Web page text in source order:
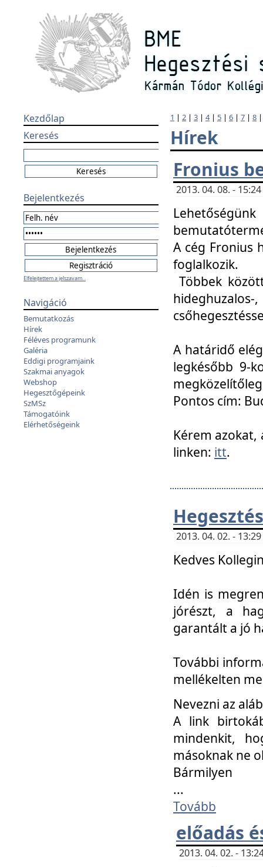
Kezdőlap
Keresés
Bejelentkezés
Elfelejtettem a jelszavam...
Navigáció
Bemutatkozás
Hírek
Féléves programunk
Galéria
Eddigi programjaink
Szakmai anyagok
Webshop
Hegesztőgépeink
SzMSz
Támogatóink
Elérhetőségeink
1 | 2 | 3 | 4| 5 | 6 | 7 | 8
Hírek
Fronius
2013. 04. 08. -
A cég Fronius
foglalkozik.
Többek
A határidő
legkésőbb 9-
Pontos cím:
Kérem azokat,
linken: itt.
2013. 04. 02. -
Kedves
Idén is
jórészt, a
garantált a jó
További
mellékelten
Nevezni az
A link
mindenkit,
másoknak ne
Bármilyen
...
Tovább
előadás
2013. 04. 02. -